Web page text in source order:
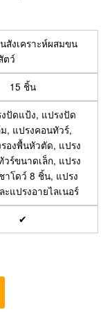
สังเคราะห์ผสมขน
ตว์
15 ชิ้น
ปัดแป้ง, แปรงปัด
, แปรงคอนทัวร์,
องพื้นหัวตัด, แปรง
วร์ขนาดเล็ก, แปรง
าโดว์ 8 ชิ้น, แปรง
ะแปรงอายไลเนอร์
✔